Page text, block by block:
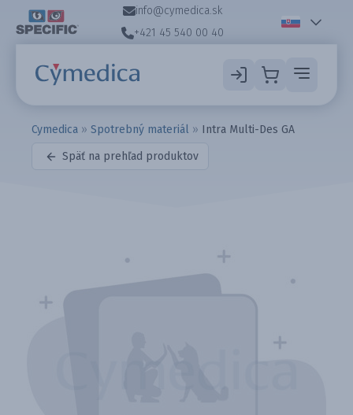
info@cymedica.sk
+421 45 540 00 40
Cymedica » Spotrebný materiál » Intra Multi-Des GA
Späť na prehľad produktov